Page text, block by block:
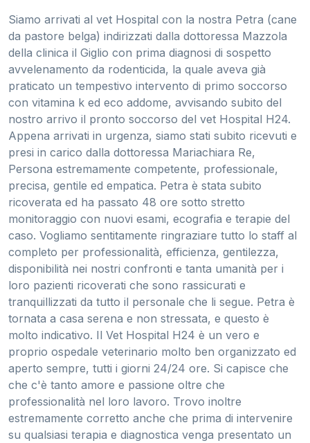
Siamo arrivati al vet Hospital con la nostra Petra (cane
da pastore belga) indirizzati dalla dottoressa Mazzola
della clinica il Giglio con prima diagnosi di sospetto
avvelenamento da rodenticida, la quale aveva già
praticato un tempestivo intervento di primo soccorso
con vitamina k ed eco addome, avvisando subito del
nostro arrivo il pronto soccorso del vet Hospital H24.
Appena arrivati in urgenza, siamo stati subito ricevuti e
presi in carico dalla dottoressa Mariachiara Re,
Persona estremamente competente, professionale,
precisa, gentile ed empatica. Petra è stata subito
ricoverata ed ha passato 48 ore sotto stretto
monitoraggio con nuovi esami, ecografia e terapie del
caso. Vogliamo sentitamente ringraziare tutto lo staff al
completo per professionalità, efficienza, gentilezza,
disponibilità nei nostri confronti e tanta umanità per i
loro pazienti ricoverati che sono rassicurati e
tranquillizzati da tutto il personale che li segue. Petra è
tornata a casa serena e non stressata, e questo è
molto indicativo. Il Vet Hospital H24 è un vero e
proprio ospedale veterinario molto ben organizzato ed
aperto sempre, tutti i giorni 24/24 ore. Si capisce che
che c'è tanto amore e passione oltre che
professionalità nel loro lavoro. Trovo inoltre
estremamente corretto anche che prima di intervenire
su qualsiasi terapia e diagnostica venga presentato un